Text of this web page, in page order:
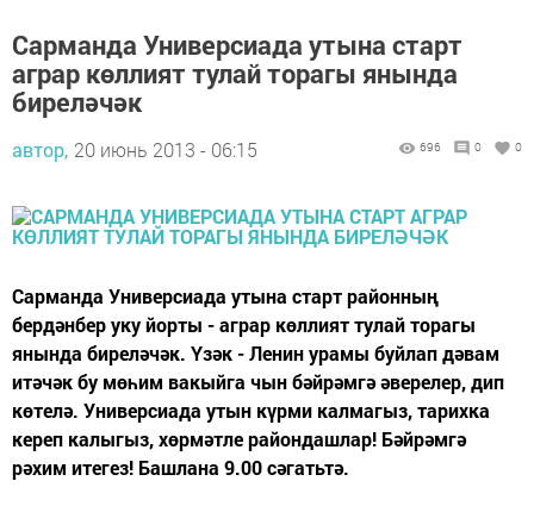
Сарманда Универсиада утына старт
аграр көллият тулай торагы янында
биреләчәк
автор, 20 июнь 2013 - 06:15 696 0 0
Сарманда Универсиада утына старт районның
бердәнбер уку йорты - аграр көллият тулай торагы
янында биреләчәк. Үзәк - Ленин урамы буйлап дәвам
итәчәк бу мөһим вакыйга чын бәйрәмгә әверелер, дип
көтелә. Универсиада утын күрми калмагыз, тарихка
кереп калыгыз, хөрмәтле райондашлар! Бәйрәмгә
рәхим итегез! Башлана 9.00 сәгатьтә.